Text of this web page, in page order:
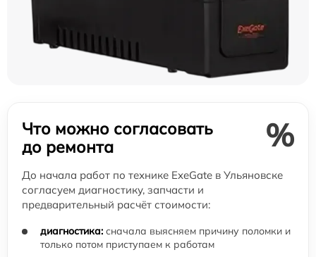
Что можно согласовать
до ремонта
%
До начала работ по технике ExeGate в Ульяновске
согласуем диагностику, запчасти и
предварительный расчёт стоимости:
диагностика: сначала выясняем причину поломки и
только потом приступаем к работам